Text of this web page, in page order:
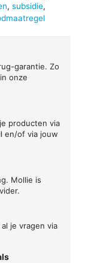
, subsidie,
garantie. Zo
onze
producten via
en/of via jouw
Mollie is
je vragen via